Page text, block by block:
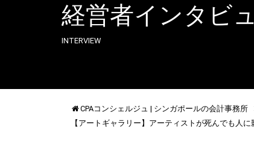
経営者インタビ
INTERVIEW
CPAコンシェルジュ | シンガポールの会計事務所
【アートギャラリー】アーティストが死んでも人